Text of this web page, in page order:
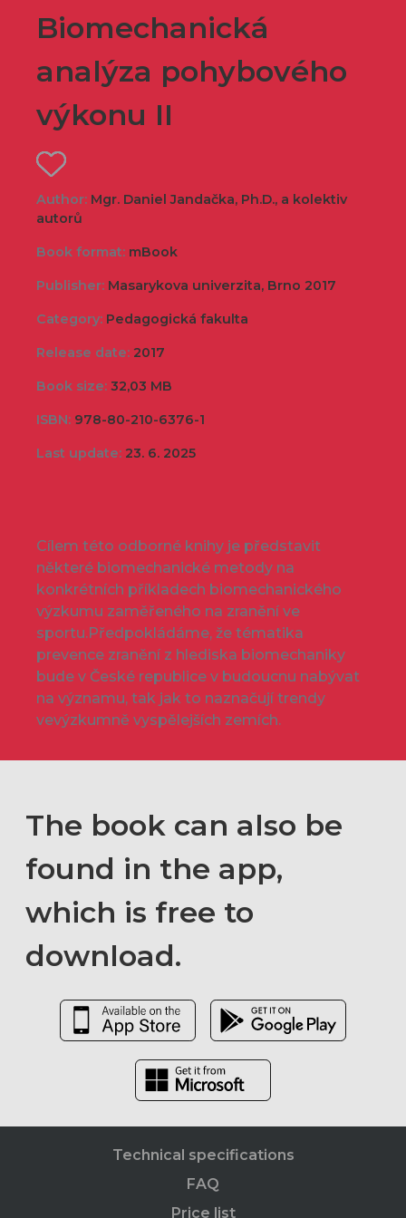
Biomechanická
analýza pohybového
výkonu II
Author: Mgr. Daniel Jandačka, Ph.D., a kolektiv
autorů
Book format: mBook
Publisher: Masarykova univerzita, Brno 2017
Category: Pedagogická fakulta
Release date: 2017
Book size: 32,03 MB
ISBN: 978-80-210-6376-1
Last update: 23. 6. 2025
Cílem této odborné knihy je představit
některé biomechanické metody na
konkrétních příkladech biomechanického
výzkumu zaměřeného na zranění ve
sportu.Předpokládáme, že tématika
prevence zranění z hlediska biomechaniky
bude v České republice v budoucnu nabývat
na významu, tak jak to naznačují trendy
vevýzkumně vyspělejších zemích.
The book can also be
found in the app,
which is free to
download.
Technical specifications
FAQ
Price list